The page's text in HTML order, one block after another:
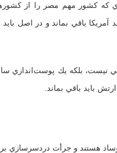
كه كشور مهم مصر را از
باقي بماند و در اصل بايد
نيست، بلكه يك پوست‌اندازي
بايد باقي بماند.
هستند و جرأت دردسر‌سازي